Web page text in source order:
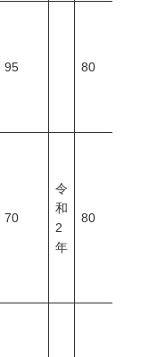
95 80
70
令
和
2
年
80